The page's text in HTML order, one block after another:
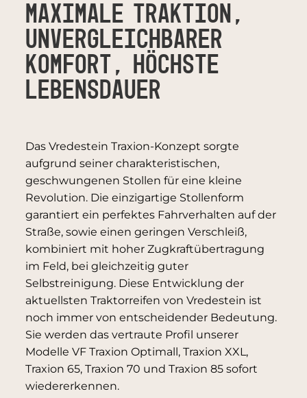
MAXIMALE TRAKTION,
UNVERGLEICHBARER
KOMFORT, HÖCHSTE
LEBENSDAUER
Das Vredestein Traxion-Konzept sorgte
aufgrund seiner charakteristischen,
geschwungenen Stollen für eine kleine
Revolution. Die einzigartige Stollenform
garantiert ein perfektes Fahrverhalten auf der
Straße, sowie einen geringen Verschleiß,
kombiniert mit hoher Zugkraftübertragung
im Feld, bei gleichzeitig guter
Selbstreinigung. Diese Entwicklung der
aktuellsten Traktorreifen von Vredestein ist
noch immer von entscheidender Bedeutung.
Sie werden das vertraute Profil unserer
Modelle VF Traxion Optimall, Traxion XXL,
Traxion 65, Traxion 70 und Traxion 85 sofort
wiedererkennen.